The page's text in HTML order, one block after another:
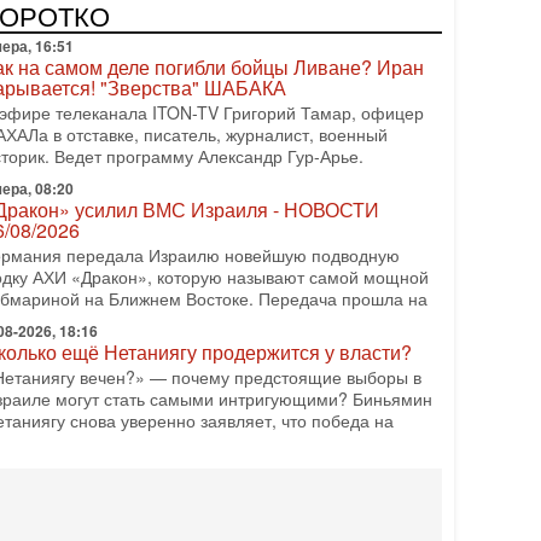
в отставке, писатель, журналист, военный
Ведет программу Александр Гур-Арье.
08:20
усилил ВМС Израиля - НОВОСТИ
08/2026
передала Израилю новейшую подводную
АХИ «Дракон», которую называют самой мощной
на Ближнем Востоке. Передача прошла на
2026, 18:16
ещё Нетаниягу продержится у власти?
вечен?» — почему предстоящие выборы в
могут стать самыми интригующими? Биньямин
снова уверенно заявляет, что победа на
2026, 08:51
пригрозил Ирану ударом - НОВОСТИ
08/2026
США Дональд Трамп сегодня заявил, что
пролив может быть открыт «очень скоро». По